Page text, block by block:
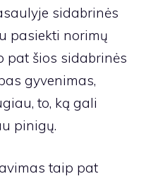
sidabrinės
pasiekti norimų
pat šios sidabrinės
gyvenimas,
to, ką gali
pinigų.
taip pat